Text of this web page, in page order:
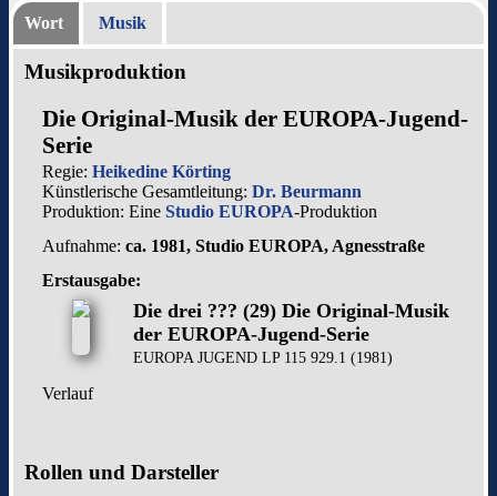
Wort Musik
Musikproduktion
Die Original-Musik der EUROPA-Jugend-
Serie
Regie: Heikedine Körting
Künstlerische Gesamtleitung: Dr. Beurmann
Produktion: Eine Studio EUROPA-Produktion
Aufnahme: ca. 1981, Studio EUROPA, Agnesstraße
Erstausgabe:
Die drei ??? (29) Die Original-Musik
der EUROPA-Jugend-Serie
EUROPA JUGEND LP 115 929.1 (1981)
Verlauf
Rollen und Darsteller